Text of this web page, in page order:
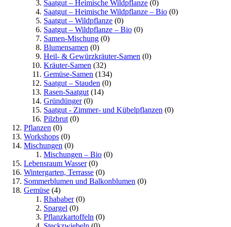
Saatgut – Heimische Wildpflanze (0)
Saatgut – Heimische Wildpflanze – Bio (0)
Saatgut – Wildpflanze (0)
Saatgut – Wildpflanze – Bio (0)
Samen-Mischung (0)
Blumensamen (0)
Heil- & Gewürzkräuter-Samen (0)
Kräuter-Samen (32)
Gemüse-Samen (134)
Saatgut – Stauden (0)
Rasen-Saatgut (14)
Gründünger(0)
Saatgut - Zimmer- und Kübelpflanzen (0)
Pilzbrut (0)
Pflanzen (0)
Workshops (0)
Mischungen (0)
Mischungen – Bio (0)
Lebensraum Wasser(0)
Wintergarten, Terrasse (0)
Sommerblumen und Balkonblumen (0)
Gemüse (4)
Rhababer(0)
Spargel (0)
Pflanzkartoffeln (0)